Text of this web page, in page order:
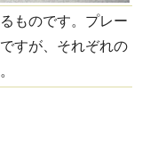
ものです。プレー
すが、それぞれの